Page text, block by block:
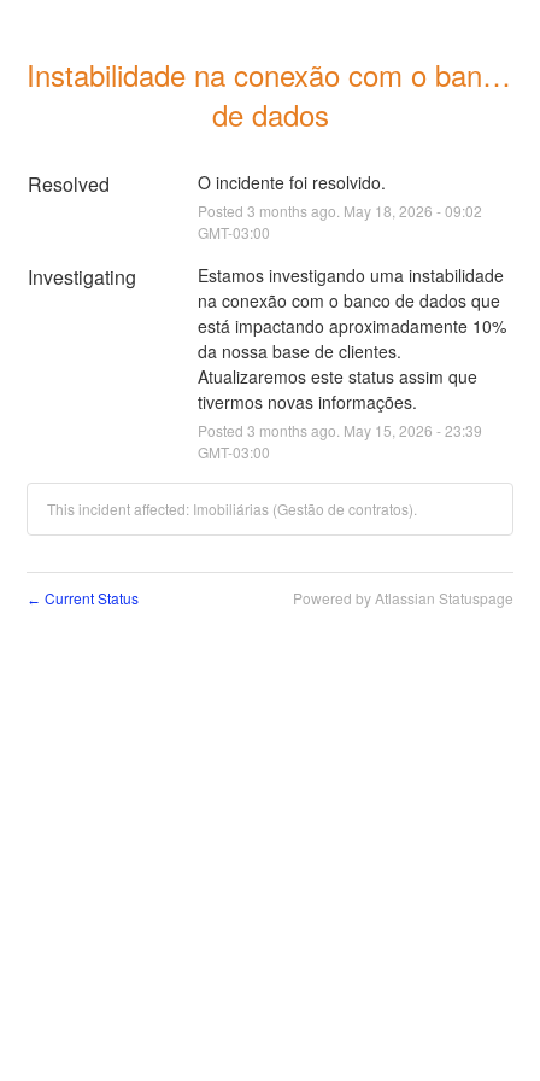
Instabilidade na conexão com o banco
de dados
Resolved O incidente foi resolvido.
Posted 3 months ago. May 18 2026 -09:02
GMT-03:00
Investigating
Estamos investigando uma instabilidade
na conexão com o banco de dados que
está impactando aproximadamente 10%
da nossa base de clientes.
Atualizaremos este status assim que
tivermos novas informações.
Posted 3 months ago. May 15 2026 -23:39
GMT-03:00
This incident affected: Imobiliárias (Gestão de contratos).
← Current Status Powered by Atlassian Statuspage